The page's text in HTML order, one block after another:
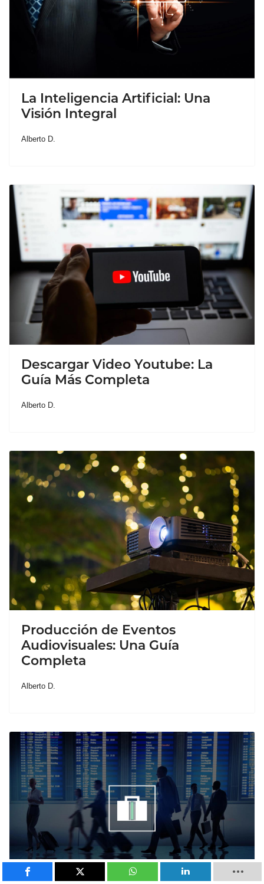
La Inteligencia Artificial: Una
Visión Integral
Alberto D.
Descargar Video Youtube: La
Guía Más Completa
Alberto D.
Producción de Eventos
Audiovisuales: Una Guía
Completa
Alberto D.